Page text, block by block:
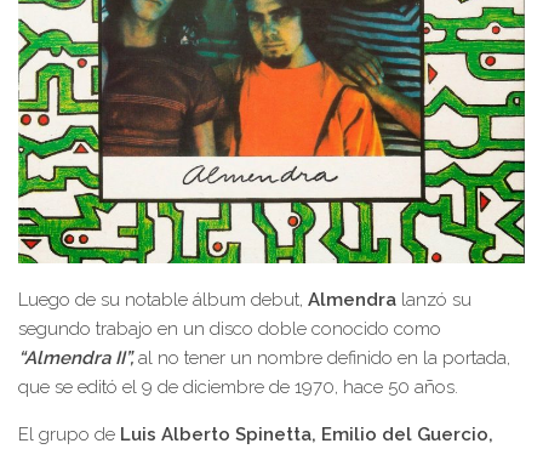
Luego de su notable álbum debut, Almendra lanzó su
segundo trabajo en un disco doble conocido como
“Almendra II”,al no tener un nombre definido en la portada,
que se editó el 9 de diciembre de 1970, hace 50 años.
El grupo de Luis Alberto Spinetta, Emilio del Guercio,